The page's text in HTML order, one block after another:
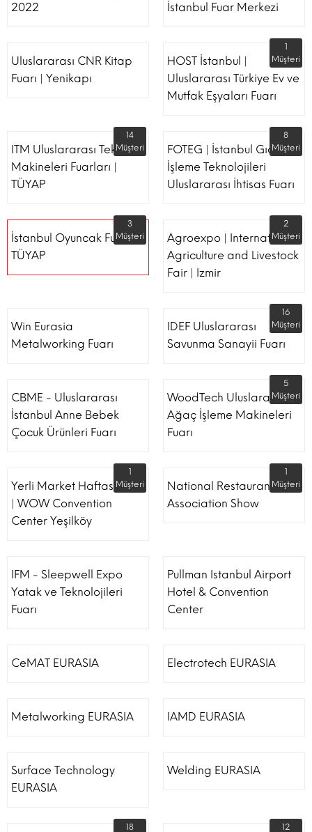
2022
İstanbul Fuar Merkezi
Uluslararası CNR Kitap
Fuarı | Yenikapı
HOST İstanbul |
Uluslararası Türkiye Ev ve
Mutfak Eşyaları Fuarı
1
Müşteri
ITM Uluslararası Tekstil
Makineleri Fuarları |
TÜYAP
14
Müşteri
FOTEG | İstanbul Gıda
İşleme Teknolojileri
Uluslararası İhtisas Fuarı
8
Müşteri
İstanbul Oyuncak Fuarı -
TÜYAP
3
Müşteri
Agroexpo | International
Agriculture and Livestock
Fair | Izmir
2
Müşteri
Win Eurasia
Metalworking Fuarı
IDEF Uluslararası
Savunma Sanayii Fuarı
16
Müşteri
CBME - Uluslararası
İstanbul Anne Bebek
Çocuk Ürünleri Fuarı
WoodTech Uluslararası
Ağaç İşleme Makineleri
Fuarı
5
Müşteri
Yerli Market Haftası Fuarı
| WOW Convention
Center Yeşilköy
1
Müşteri
National Restaurant
Association Show
1
Müşteri
IFM - Sleepwell Expo
Yatak ve Teknolojileri
Fuarı
Pullman Istanbul Airport
Hotel & Convention
Center
CeMAT EURASIA Electrotech EURASIA
Metalworking EURASIA IAMD EURASIA
Surface Technology
EURASIA
Welding EURASIA
18 12